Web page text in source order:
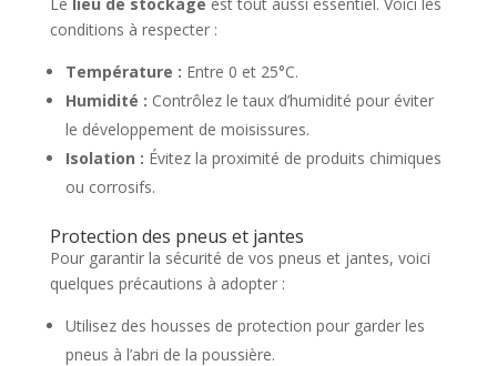
conditions à respecter :
Température : Entre 0 et 25°C.
Humidité : Contrôlez le taux d’humidité pour éviter
le développement de moisissures.
Isolation : Évitez la proximité de produits chimiques
ou corrosifs.
Protection des pneus et jantes
Pour garantir la sécurité de vos pneus et jantes, voici
quelques précautions à adopter :
Utilisez des housses de protection pour garder les
pneus à l’abri de la poussière.